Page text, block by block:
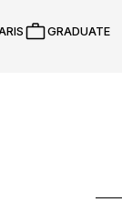
GRADUATE